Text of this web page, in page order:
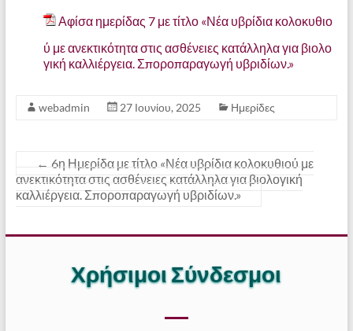
Αφίσα ημερίδας 7 με τίτλο «Νέα υβρίδια κολοκυθιο
ύ με ανεκτικότητα στις ασθένειες κατάλληλα για βιολο
γική καλλιέργεια. Σποροπαραγωγή υβριδίων.»
webadmin 27 Ιουνίου, 2025 Ημερίδες
← 6η Ημερίδα με τίτλο «Νέα υβρίδια κολοκυθιού με
ανεκτικότητα στις ασθένειες κατάλληλα για βιολογική
καλλιέργεια. Σποροπαραγωγή υβριδίων.»
Χρήσιμοι Σύνδεσμοι